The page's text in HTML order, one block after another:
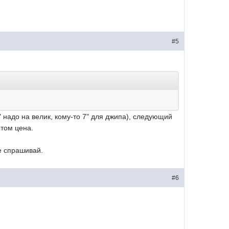
#5
на велик, кому-то 7" для джипа), следующий
цена.
спрашивай.
#6